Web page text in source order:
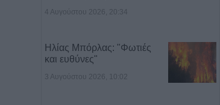
4 Αυγούστου 2026, 20:34
Ηλίας Μπόρλας: "Φωτιές
και ευθύνες"
3 Αυγούστου 2026, 10:02